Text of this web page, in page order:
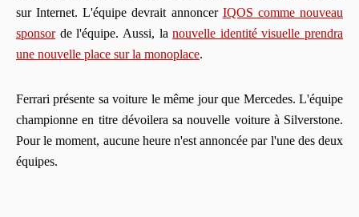
sur Internet. L'équipe devrait annoncer IQOS comme nouveau
sponsorde l'équipe. Aussi, lanouvelle identité visuelle prendra
une nouvelle place sur la monoplace.
Ferrari présente sa voiture le même jour que Mercedes. L'équipe
championne en titre dévoilera sa nouvelle voiture à Silverstone.
Pour le moment, aucune heure n'est annoncée par l'une des deux
équipes.